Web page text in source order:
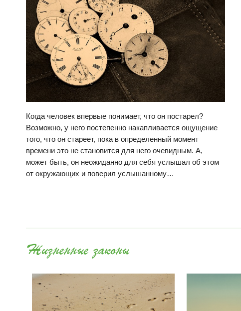
Когда человек впервые понимает, что он постарел?
Возможно, у него постепенно накапливается ощущение
того, что он стареет, пока в определенный момент
времени это не становится для него очевидным. А,
может быть, он неожиданно для себя услышал об этом
от окружающих и поверил услышанному…
Жизненные законы